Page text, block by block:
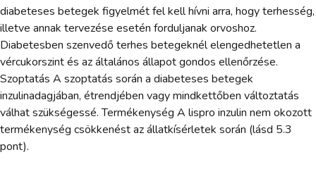
diabeteses betegek figyelmét fel kell hívni arra, hogy terhesség,
illetve annak tervezése esetén forduljanak orvoshoz.
Diabetesben szenvedő terhes betegeknél elengedhetetlen a
vércukorszint és az általános állapot gondos ellenőrzése.
Szoptatás A szoptatás során a diabeteses betegek
inzulinadagjában, étrendjében vagy mindkettőben változtatás
válhat szükségessé. Termékenység A lispro inzulin nem okozott
termékenység csökkenést az állatkísérletek során (lásd 5.3
pont).